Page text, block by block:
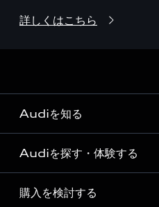
詳しくはこちら
Audiを知る
Audi ブランド
Story of Progress
Audiを探す・体験する
ディーラー検索
購入を検討する